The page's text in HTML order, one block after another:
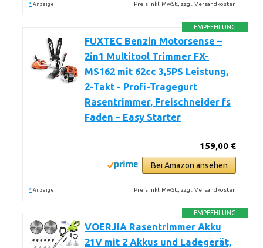
* Anzeige Preis inkl. MwSt., zzgl. Versandkosten
EMPFEHLUNG
FUXTEC Benzin Motorsense –
2in1 Multitool Trimmer FX-
MS162 mit 62cc 3,5PS Leistung,
2-Takt - Profi-Tragegurt
Rasentrimmer, Freischneider fs
Faden – Easy Starter
159,00 €
Bei Amazon ansehen
* Anzeige Preis inkl. MwSt., zzgl. Versandkosten
EMPFEHLUNG
VOERJIA Rasentrimmer Akku
21V mit 2 Akkus und Ladegerät,